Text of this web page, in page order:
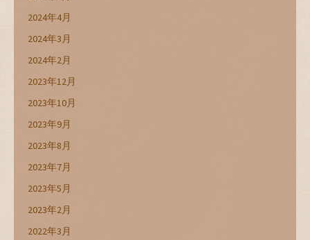
2024年4月
2024年3月
2024年2月
2023年12月
2023年10月
2023年9月
2023年8月
2023年7月
2023年5月
2023年2月
2022年3月